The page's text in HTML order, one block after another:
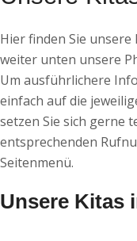
Hier finden Sie
weiter unten unsere
Um ausführlichere
einfach auf die
setzen Sie sich gerne
entsprechenden
Seitenmenü.
Unsere Kitas